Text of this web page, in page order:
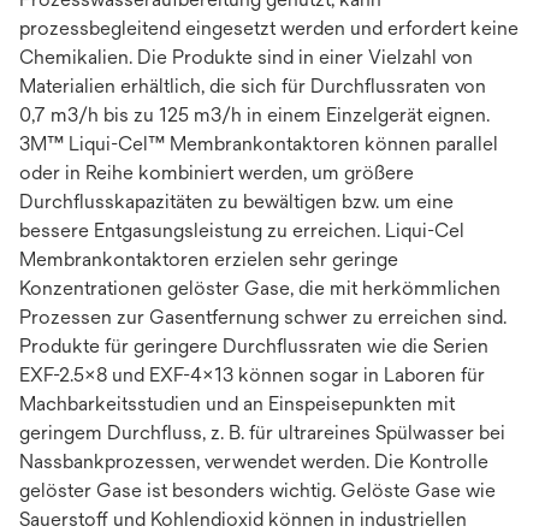
prozessbegleitend eingesetzt werden und erfordert keine
Chemikalien. Die Produkte sind in einer Vielzahl von
Materialien erhältlich, die sich für Durchflussraten von
0,7 m3/h bis zu 125 m3/h in einem Einzelgerät eignen.
3M™ Liqui-Cel™ Membrankontaktoren können parallel
oder in Reihe kombiniert werden, um größere
Durchflusskapazitäten zu bewältigen bzw. um eine
bessere Entgasungsleistung zu erreichen. Liqui-Cel
Membrankontaktoren erzielen sehr geringe
Konzentrationen gelöster Gase, die mit herkömmlichen
Prozessen zur Gasentfernung schwer zu erreichen sind.
Produkte für geringere Durchflussraten wie die Serien
EXF-2.5x8 und EXF-4x13 können sogar in Laboren für
Machbarkeitsstudien und an Einspeisepunkten mit
geringem Durchfluss, z. B. für ultrareines Spülwasser bei
Nassbankprozessen, verwendet werden. Die Kontrolle
gelöster Gase ist besonders wichtig. Gelöste Gase wie
Sauerstoff und Kohlendioxid können in industriellen